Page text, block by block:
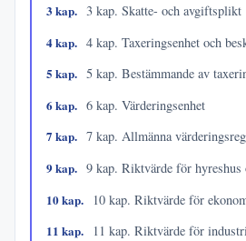
3 kap. 3 kap. Skatte- och avgiftsplikt
4 kap. 4 kap. Taxeringsenhet och
5 kap. 5 kap. Bestämmande av
6 kap. 6 kap. Värderingsenhet
7 kap. 7 kap. Allmänna
9 kap. 9 kap. Riktvärde för hyreshus
10 kap.
10 kap. Riktvärde för
11 kap.
11 kap. Riktvärde för